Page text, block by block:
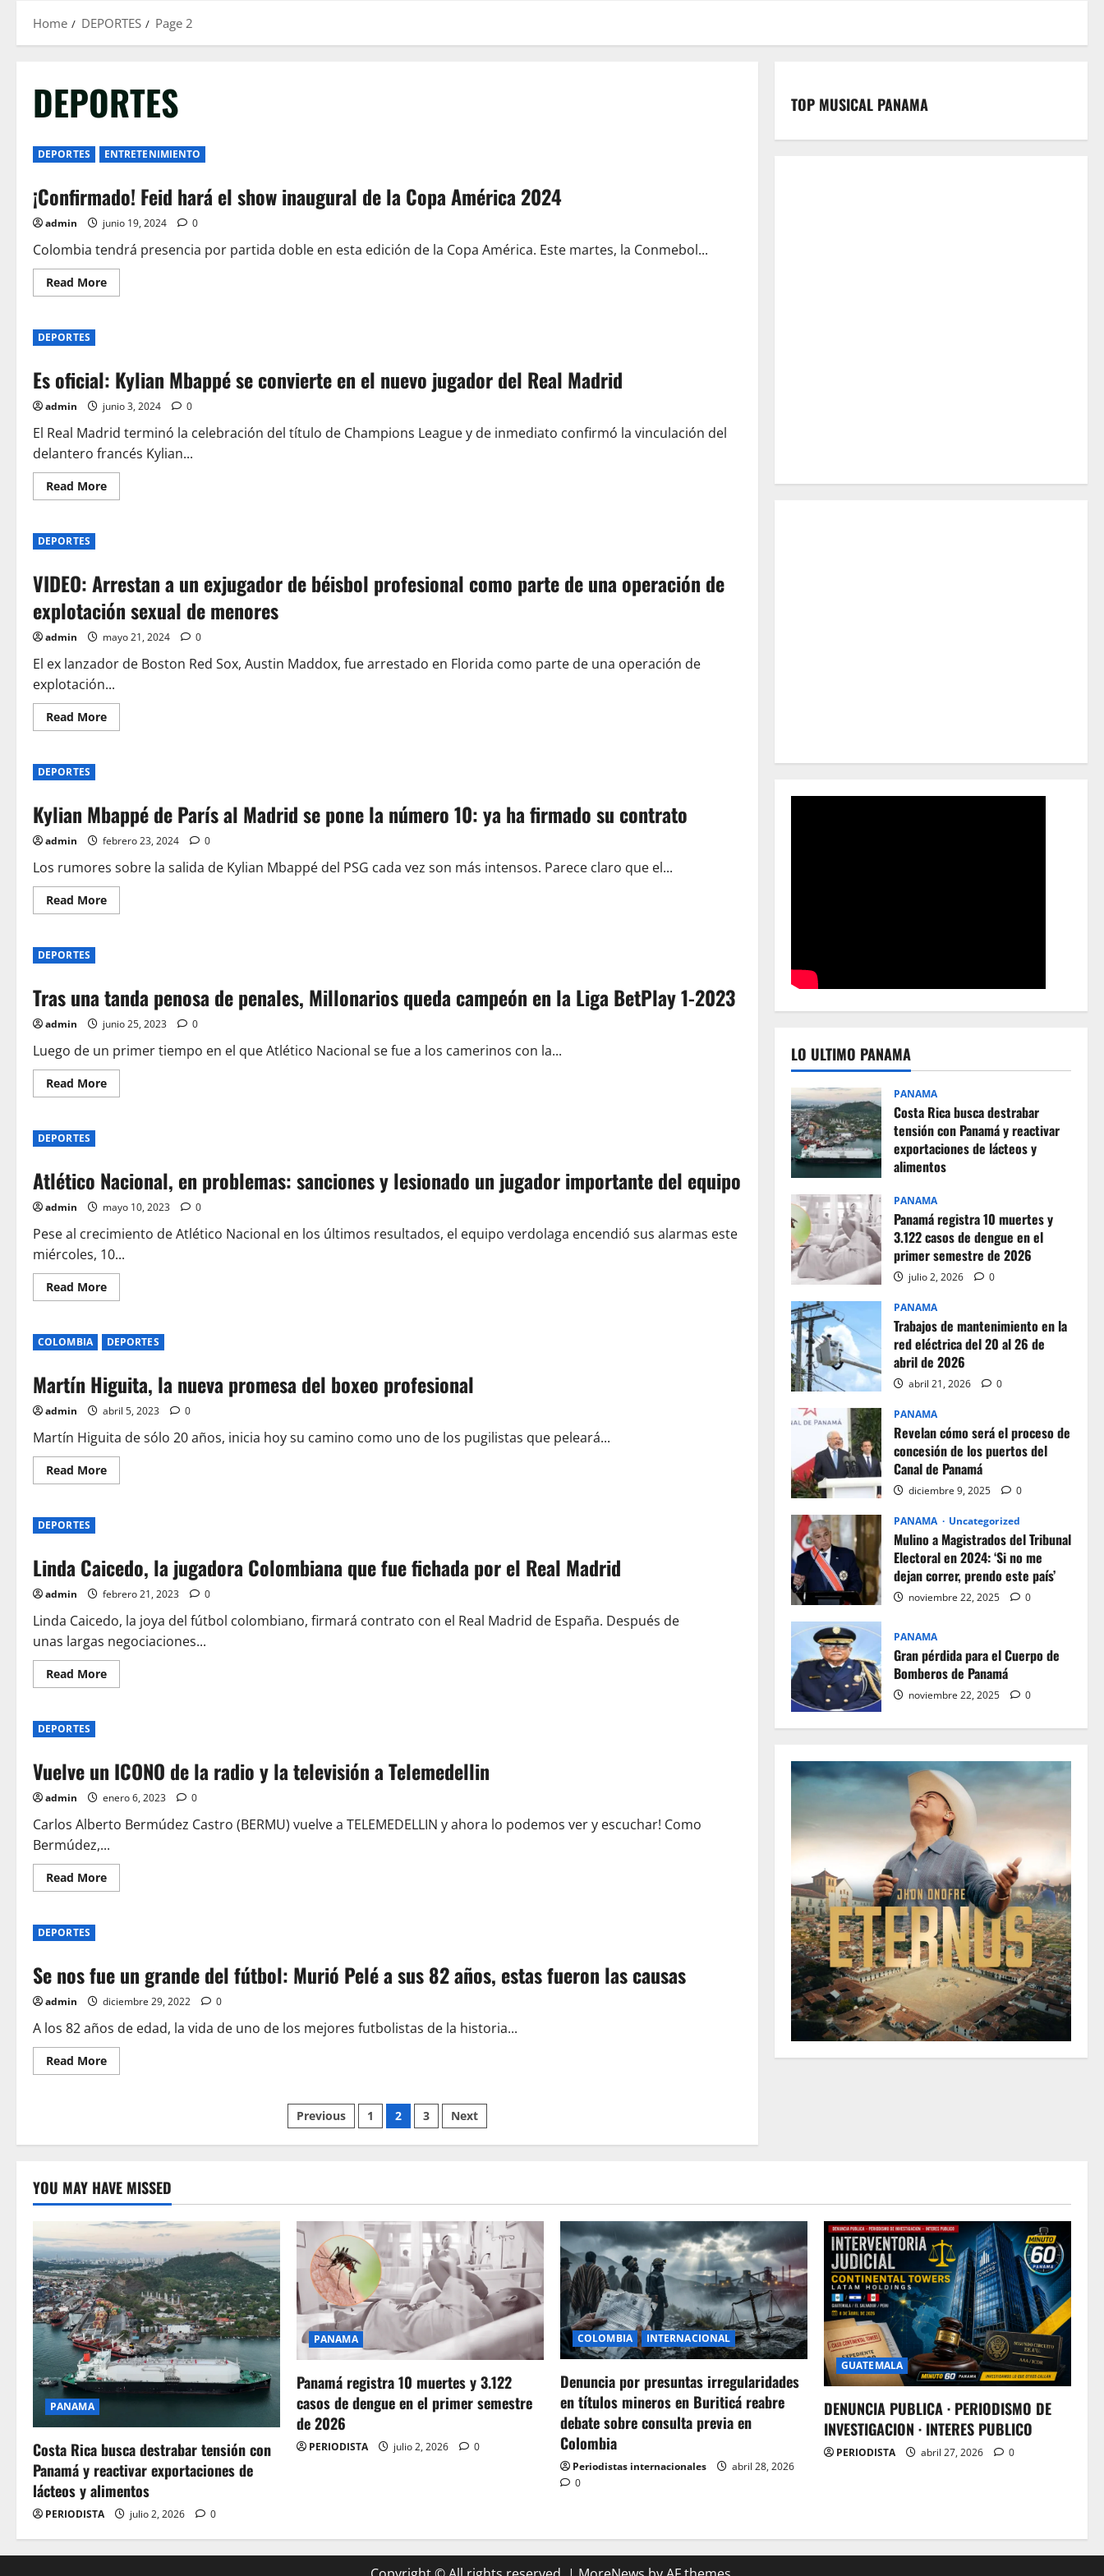
Home DEPORTES Page 2
DEPORTES
DEPORTES ENTRETENIMIENTO
¡Confirmado! Feid hará el show inaugural de la Copa América 2024
admin junio 19, 2024 0
Colombia tendrá presencia por partida doble en esta edición de la Copa América. Este martes, la Conmebol...
Read MoreRead
more
inaugural
de
Copa
2024
DEPORTES
Es oficial: Kylian Mbappé se convierte en el nuevo jugador del Real Madrid
admin junio 3, 2024 0
El Real Madrid terminó la celebración del título de Champions League y de inmediato confirmó la vinculación del
delantero francés Kylian...
Read MoreRead
more
convierte
en
el
nuevo
jugador
del
Real
Madrid
DEPORTES
VIDEO: Arrestan a un exjugador de béisbol profesional como parte de una operación de
explotación sexual de menores
admin mayo 21, 2024 0
El ex lanzador de Boston Red Sox, Austin Maddox, fue arrestado en Florida como parte de una operación de
explotación...
Read MoreRead
more
de
béisbol
profesional
como
de
una
operación
de
explotación
DEPORTES
Kylian Mbappé de París al Madrid se pone la número 10: ya ha firmado su contrato
admin febrero 23, 2024 0
Los rumores sobre la salida de Kylian Mbappé del PSG cada vez son más intensos. Parece claro que el...
Read MoreRead
more
Madrid
se
la
10:
ya
ha
firmado
su
DEPORTES
Tras una tanda penosa de penales, Millonarios queda campeón en la Liga BetPlay 1-2023
admin junio 25, 2023 0
Luego de un primer tiempo en el que Atlético Nacional se fue a los camerinos con la...
Read MoreRead
more
penales,
Millonarios
campeón
la
Liga
BetPlay
2023
DEPORTES
Atlético Nacional, en problemas: sanciones y lesionado un jugador importante del equipo
admin mayo 10, 2023 0
Pese al crecimiento de Atlético Nacional en los últimos resultados, el equipo verdolaga encendió sus alarmas este
miércoles, 10...
Read MoreRead
more
Nacional,
en
problemas:
y
lesionado
un
jugador
del
equipo
COLOMBIA DEPORTES
Martín Higuita, la nueva promesa del boxeo profesional
admin abril 5, 2023 0
Martín Higuita de sólo 20 años, inicia hoy su camino como uno de los pugilistas que peleará...
Read MoreRead
more
del
boxeo
profesional
DEPORTES
Linda Caicedo, la jugadora Colombiana que fue fichada por el Real Madrid
admin febrero 21, 2023 0
Linda Caicedo, la joya del fútbol colombiano, firmará contrato con el Real Madrid de España. Después de
unas largas negociaciones...
Read MoreRead
more
que
fue
por
Real
Madrid
DEPORTES
Vuelve un ICONO de la radio y la televisión a Telemedellin
admin enero 6, 2023 0
Carlos Alberto Bermúdez Castro (BERMU) vuelve a TELEMEDELLIN y ahora lo podemos ver y escuchar! Como
Bermúdez,...
Read MoreRead
more
radio
y
televisión
Telemedellin
DEPORTES
Se nos fue un grande del fútbol: Murió Pelé a sus 82 años, estas fueron las causas
admin diciembre 29, 2022 0
A los 82 años de edad, la vida de uno de los mejores futbolistas de la historia...
Read MoreRead
more
Pelé
a
sus
82
años,
estas
fueron
las
causas
Paginación
de
Previous 1 2 3 Next
TOP MUSICAL PANAMA
LO ULTIMO PANAMA
PANAMA
Costa Rica busca destrabar
tensión con Panamá y reactivar
exportaciones de lácteos y
alimentos
PANAMA
Panamá registra 10 muertes y
3.122 casos de dengue en el
primer semestre de 2026
julio 2, 2026 0
PANAMA
Trabajos de mantenimiento en la
red eléctrica del 20 al 26 de
abril de 2026
abril 21, 2026 0
PANAMA
Revelan cómo será el proceso de
concesión de los puertos del
Canal de Panamá
diciembre 9, 2025 0
PANAMA Uncategorized
Mulino a Magistrados del Tribunal
Electoral en 2024: ‘Si no me
dejan correr, prendo este país’
noviembre 22, 2025 0
PANAMA
Gran pérdida para el Cuerpo de
Bomberos de Panamá
noviembre 22, 2025 0
YOU MAY HAVE MISSED
PANAMA
Costa Rica busca destrabar tensión con
Panamá y reactivar exportaciones de
lácteos y alimentos
PERIODISTA julio 2, 2026 0
PANAMA
Panamá registra 10 muertes y 3.122
casos de dengue en el primer semestre
de 2026
PERIODISTA julio 2, 2026 0
COLOMBIA INTERNACIONAL
Denuncia por presuntas irregularidades
en títulos mineros en Buriticá reabre
debate sobre consulta previa en
Colombia
Periodistas internacionales
abril 28, 2026
0
GUATEMALA
DENUNCIA PUBLICA · PERIODISMO DE
INVESTIGACION · INTERES PUBLICO
PERIODISTA abril 27, 2026 0